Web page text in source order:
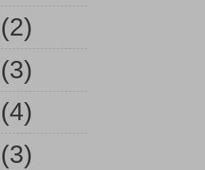
(2)
(3)
(4)
(3)